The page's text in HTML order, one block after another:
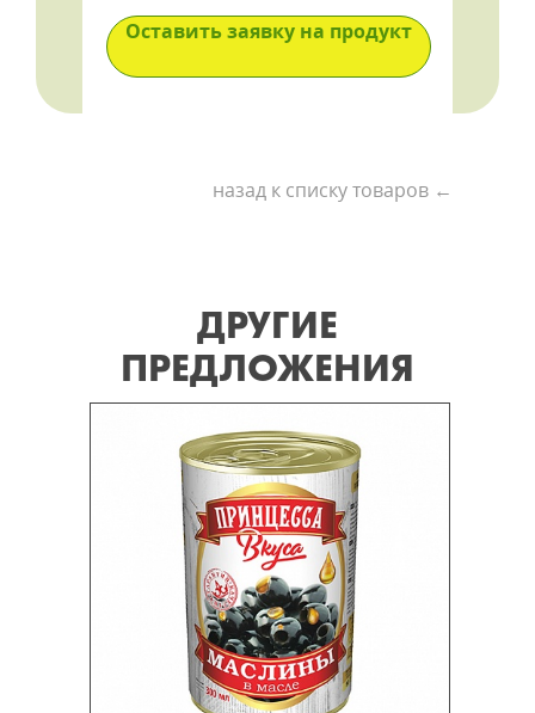
Оставить заявку на продукт
назад к списку товаров ←
ДРУГИЕ
ПРЕДЛОЖЕНИЯ